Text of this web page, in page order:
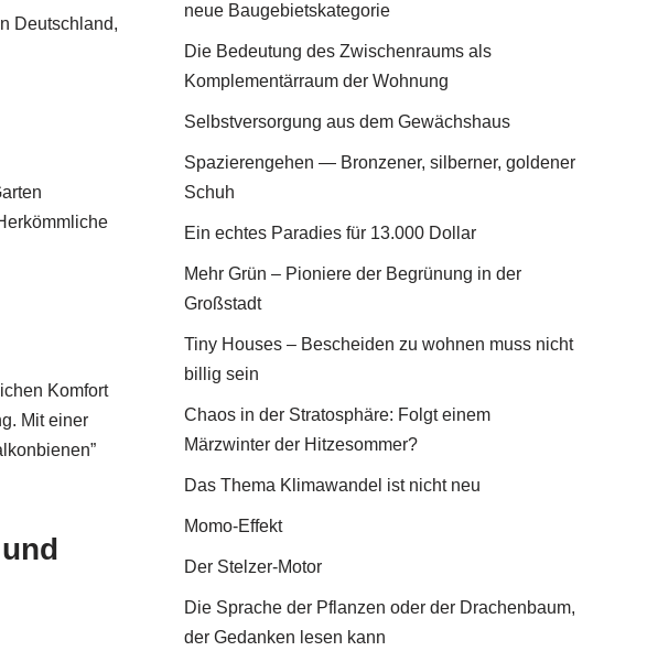
Deutschland,
Komfort
Mit einer
neue Baugebietskategorie
Die Bedeutung des Zwischenraums als
Komplementärraum der Wohnung
Selbstversorgung aus dem Gewächshaus
Spazierengehen — Bronzener, silberner, goldener
Schuh
Ein echtes Paradies für 13.000 Dollar
Mehr Grün – Pioniere der Begrünung in der
Großstadt
Tiny Houses – Bescheiden zu wohnen muss nicht
billig sein
Chaos in der Stratosphäre: Folgt einem
Märzwinter der Hitzesommer?
Das Thema Klimawandel ist nicht neu
Momo-Effekt
Der Stelzer-Motor
Die Sprache der Pflanzen oder der Drachenbaum,
der Gedanken lesen kann